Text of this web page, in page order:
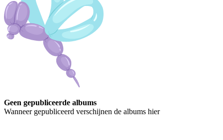
Geen gepubliceerde albums
Wanneer gepubliceerd verschijnen de albums hier